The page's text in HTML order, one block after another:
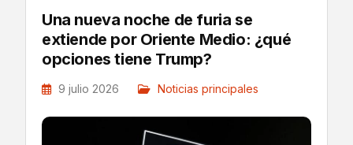
Una nueva noche de furia se
extiende por Oriente Medio: ¿qué
opciones tiene Trump?
9 julio 2026 Noticias principales